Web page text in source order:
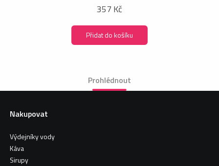
357 Kč
Přidat do košíku
Prohlédnout
Nakupovat
Výdejníky vody
Káva
Sirupy